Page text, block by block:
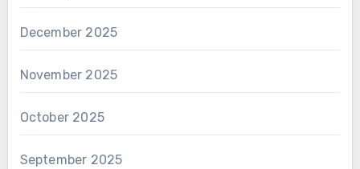
December 2025
November 2025
October 2025
September 2025